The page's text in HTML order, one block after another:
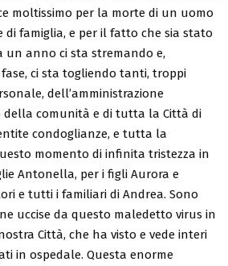
moltissimo per la morte di un uomo
di famiglia, e per il fatto che sia stato
un anno ci sta stremando e,
ci sta togliendo tanti, troppi
dell’amministrazione
della comunità e di tutta la Città di
condoglianze, e tutta la
momento di infinita tristezza in
Antonella, per i figli Aurora e
e tutti i familiari di Andrea. Sono
uccise da questo maledetto virus in
Città, che ha visto e vede interi
in ospedale. Questa enorme